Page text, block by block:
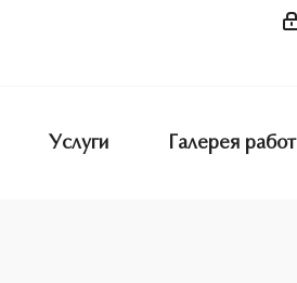
Услуги Галерея работ